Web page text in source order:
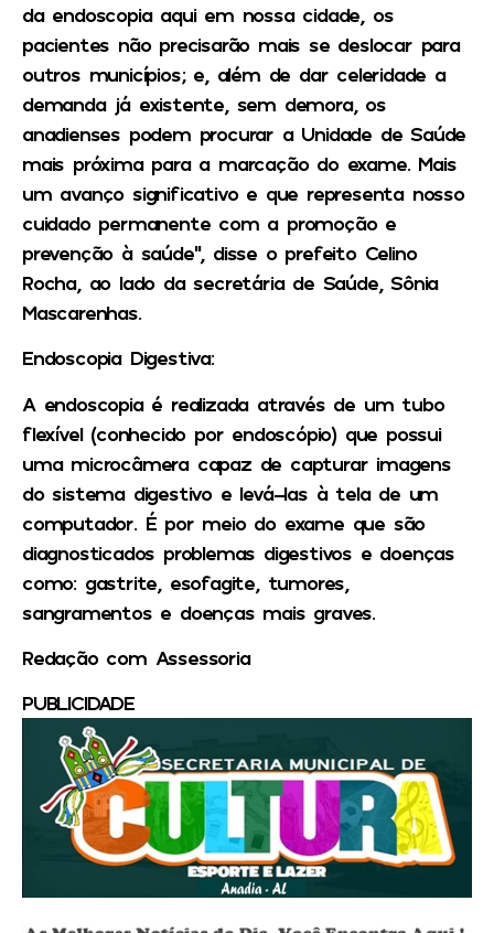
da endoscopia aqui em nossa cidade, os
pacientes não precisarão mais se deslocar para
outros municípios; e, além de dar celeridade a
demanda já existente, sem demora, os
anadienses podem procurar a Unidade de Saúde
mais próxima para a marcação do exame. Mais
um avanço significativo e que representa nosso
cuidado permanente com a promoção e
prevenção à saúde”, disse o prefeito Celino
Rocha, ao lado da secretária de Saúde, Sônia
Mascarenhas.
Endoscopia Digestiva:
A endoscopia é realizada através de um tubo
flexível (conhecido por endoscópio) que possui
uma microcâmera capaz de capturar imagens
do sistema digestivo e levá-las à tela de um
computador. É por meio do exame que são
diagnosticados problemas digestivos e doenças
como: gastrite, esofagite, tumores,
sangramentos e doenças mais graves.
Redação com Assessoria
PUBLICIDADE